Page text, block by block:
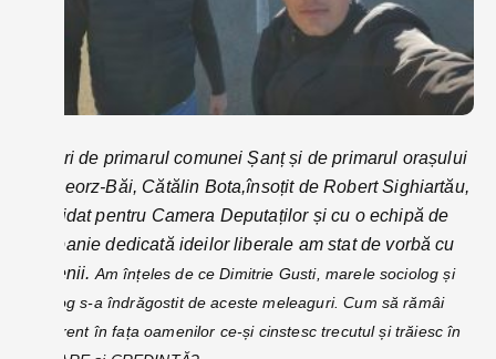
Alături de primarul comunei Șanț și de primarul orașului
Sângeorz-Băi, Cătălin Bota,însoțit de Robert Sighiartău,
candidat pentru Camera Deputaților și cu o echipă de
campanie dedicată ideilor liberale am stat de vorbă cu
șănțenii. Am înțeles de ce Dimitrie Gusti, marele sociolog și
etnolog s-a îndrăgostit de aceste meleaguri. Cum să rămâi
indiferent în fața oamenilor ce-și cinstesc trecutul și trăiesc în